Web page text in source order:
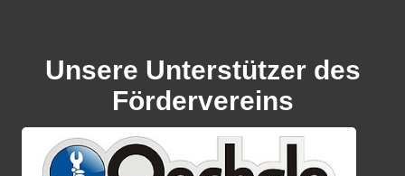
Unsere Unterstützer des
Fördervereins